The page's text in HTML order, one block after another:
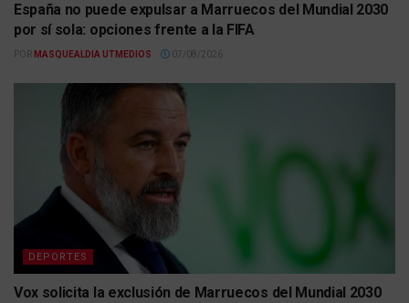
España no puede expulsar a Marruecos del Mundial 2030
por sí sola: opciones frente a la FIFA
POR MASQUEALDIA UTMEDIOS 07/08/2026
DEPORTES
Vox solicita la exclusión de Marruecos del Mundial 2030